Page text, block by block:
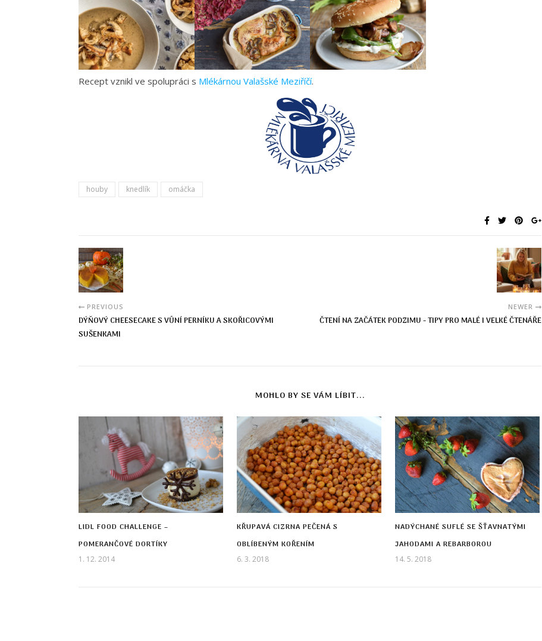
Recept vznikl ve spolupráci s Mlékárnou Valašské Meziříčí.
houby knedlík omáčka
PREVIOUS
DÝŇOVÝ CHEESECAKE S VŮNÍ PERNÍKU A SKOŘICOVÝMI
SUŠENKAMI
NEWER
ČTENÍ NA ZAČÁTEK PODZIMU - TIPY PRO MALÉ I VELKÉ ČTENÁŘE
MOHLO BY SE VÁM LÍBIT...
LIDL FOOD CHALLENGE –
POMERANČOVÉ DORTÍKY
1. 12. 2014
KŘUPAVÁ CIZRNA PEČENÁ S
OBLÍBENÝM KOŘENÍM
6. 3. 2018
NADÝCHANÉ SUFLÉ SE ŠŤAVNATÝMI
JAHODAMI A REBARBOROU
14. 5. 2018